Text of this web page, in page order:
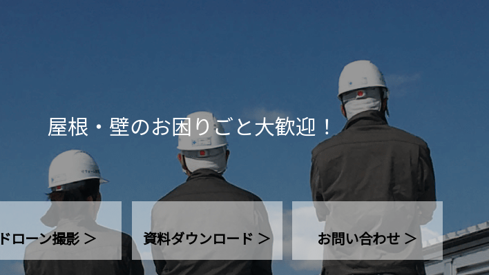
屋根・壁のお困りごと大歓迎！
ドローン撮影 ＞ 資料ダウンロード ＞ お問い合わせ ＞